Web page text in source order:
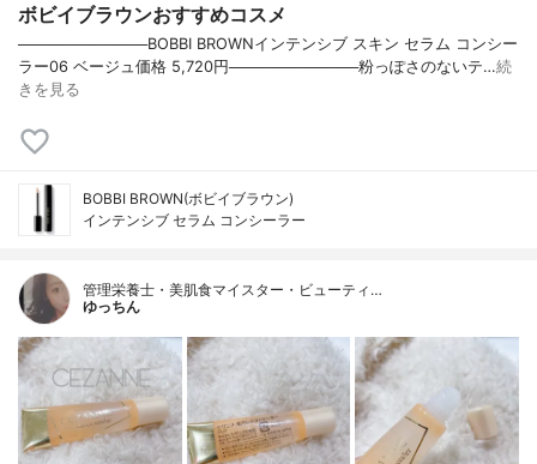
ボビイブラウンおすすめコスメ
────────────BOBBI BROWNインテンシブ スキン セラム コンシー
ラー06 ベージュ価格 5,720円────────────粉っぽさのないテ…続
きを見る
BOBBI BROWN(ボビイブラウン)
インテンシブ セラム コンシーラー
管理栄養士・美肌食マイスター・ビューティ…
ゆっちん